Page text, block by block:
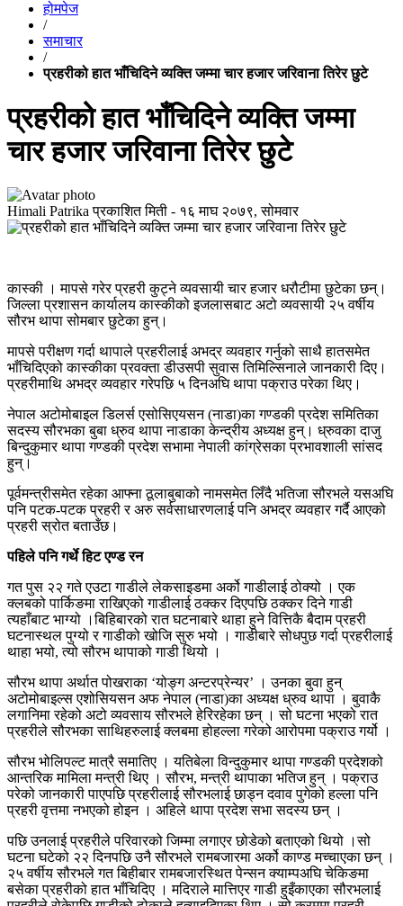
होमपेज
/
समाचार
/
प्रहरीको हात भाँचिदिने व्यक्ति जम्मा चार हजार जरिवाना तिरेर छुटे
प्रहरीको हात भाँचिदिने व्यक्ति जम्मा
चार हजार जरिवाना तिरेर छुटे
Himali Patrika प्रकाशित मिती - १६ माघ २०७९, सोमवार
कास्की । मापसे गरेर प्रहरी कुट्ने व्यवसायी चार हजार धरौटीमा छुटेका छन्।
जिल्ला प्रशासन कार्यालय कास्कीको इजलासबाट अटो व्यवसायी २५ वर्षीय
सौरभ थापा सोमबार छुटेका हुन्।
मापसे परीक्षण गर्दा थापाले प्रहरीलाई अभद्र व्यवहार गर्नुको साथै हातसमेत
भाँचिदिएको कास्कीका प्रवक्ता डीउसपी सुवास तिमिल्सिनाले जानकारी दिए।
प्रहरीमाथि अभद्र व्यवहार गरेपछि ५ दिनअघि थापा पक्राउ परेका थिए।
नेपाल अटोमोबाइल डिलर्स एसोसिएयसन (नाडा)का गण्डकी प्रदेश समितिका
सदस्य सौरभका बुबा ध्रुव थापा नाडाका केन्द्रीय अध्यक्ष हुन्। ध्रुवका दाजु
बिन्दुकुमार थापा गण्डकी प्रदेश सभामा नेपाली कांग्रेसका प्रभावशाली सांसद
हुन्।
पूर्वमन्त्रीसमेत रहेका आफ्ना ठूलाबुबाको नामसमेत लिँदै भतिजा सौरभले यसअघि
पनि पटक-पटक प्रहरी र अरु सर्वसाधारणलाई पनि अभद्र व्यवहार गर्दै आएको
प्रहरी स्रोत बताउँछ।
पहिले पनि गर्थे हिट एण्ड रन
गत पुस २२ गते एउटा गाडीले लेकसाइडमा अर्को गाडीलाई ठोक्यो । एक
क्लबको पार्किङमा राखिएको गाडीलाई ठक्कर दिएपछि ठक्कर दिने गाडी
त्यहाँबाट भाग्यो ।बिहिबारको रात घटनाबारे थाहा हुने वित्तिकै बैदाम प्रहरी
घटनास्थल पुग्यो र गाडीको खोजि सुरु भयो । गाडीबारे सोधपुछ गर्दा प्रहरीलाई
थाहा भयो, त्यो सौरभ थापाको गाडी थियो ।
सौरभ थापा अर्थात पोखराका ‘योङ्ग अन्टरप्रेन्यर’ । उनका बुवा हुन्
अटोमोबाइल्स एशोसियसन अफ नेपाल (नाडा)का अध्यक्ष ध्रुव थापा । बुवाकै
लगानिमा रहेको अटो व्यवसाय सौरभले हेरिरहेका छन् । सो घटना भएको रात
प्रहरीले सौरभका साथिहरुलाई क्लबमा होहल्ला गरेको आरोपमा पक्राउ गर्यो ।
सौरभ भोलिपल्ट मात्रै समातिए । यतिबेला विन्दुकुमार थापा गण्डकी प्रदेशको
आन्तरिक मामिला मन्त्री थिए । सौरभ, मन्त्री थापाका भतिज हुन् । पक्राउ
परेको जानकारी पाएपछि प्रहरीलाई सौरभलाई छाड्न दवाव पुगेको हल्ला पनि
प्रहरी वृत्तमा नभएको होइन । अहिले थापा प्रदेश सभा सदस्य छन् ।
पछि उनलाई प्रहरीले परिवारको जिम्मा लगाएर छोडेको बताएको थियो ।सो
घटना घटेको २२ दिनपछि उनै सौरभले रामबजारमा अर्को काण्ड मच्चाएका छन् ।
२५ वर्षीय सौरभले गत बिहीबार रामबजारस्थित पेन्सन क्याम्पअघि चेकिङमा
बसेका प्रहरीको हात भाँचिदिए । मदिराले मात्तिएर गाडी हुइँकाएका सौरभलाई